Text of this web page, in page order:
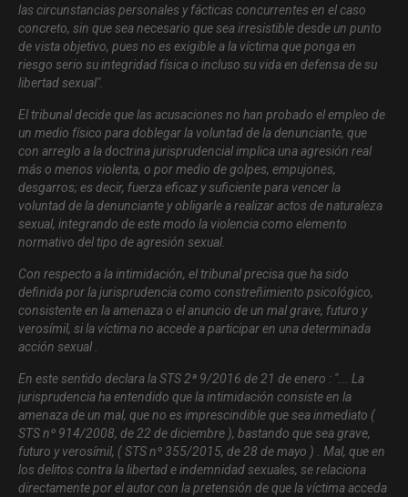
las circunstancias personales y fácticas concurrentes en el caso
concreto, sin que sea necesario que sea irresistible desde un punto
de vista objetivo, pues no es exigible a la víctima que ponga en
riesgo serio su integridad física o incluso su vida en defensa de su
libertad sexual".
El tribunal decide que las acusaciones no han probado el empleo de
un medio físico para doblegar la voluntad de la denunciante, que
con arreglo a la doctrina jurisprudencial implica una agresión real
más o menos violenta, o por medio de golpes, empujones,
desgarros; es decir, fuerza eficaz y suficiente para vencer la
voluntad de la denunciante y obligarle a realizar actos de naturaleza
sexual, integrando de este modo la violencia como elemento
normativo del tipo de agresión sexual.
Con respecto a la intimidación, el tribunal precisa que ha sido
definida por la jurisprudencia como constreñimiento psicológico,
consistente en la amenaza o el anuncio de un mal grave, futuro y
verosímil, si la víctima no accede a participar en una determinada
acción sexual .
En este sentido declara la STS 2ª 9/2016 de 21 de enero : ".
.. La
jurisprudencia ha entendido que la intimidación consiste en la
amenaza de un mal, que no es imprescindible que sea inmediato (
STS nº 914/2008, de 22 de diciembre ), bastando que sea grave,
futuro y verosímil, ( STS nº 355/2015, de 28 de mayo ) . Mal, que en
los delitos contra la libertad e indemnidad sexuales, se relaciona
directamente por el autor con la pretensión de que la víctima acceda